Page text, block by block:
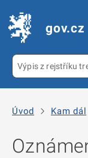
gov.cz
Úvod Kam dál